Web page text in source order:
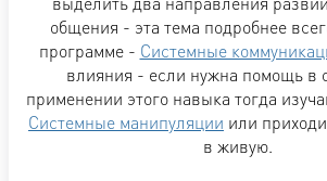
общения - эта тема подробнее
программе - Системные
влияния - если нужна помощь в
применении этого навыка тогда
Системные манипуляции или
в живую.